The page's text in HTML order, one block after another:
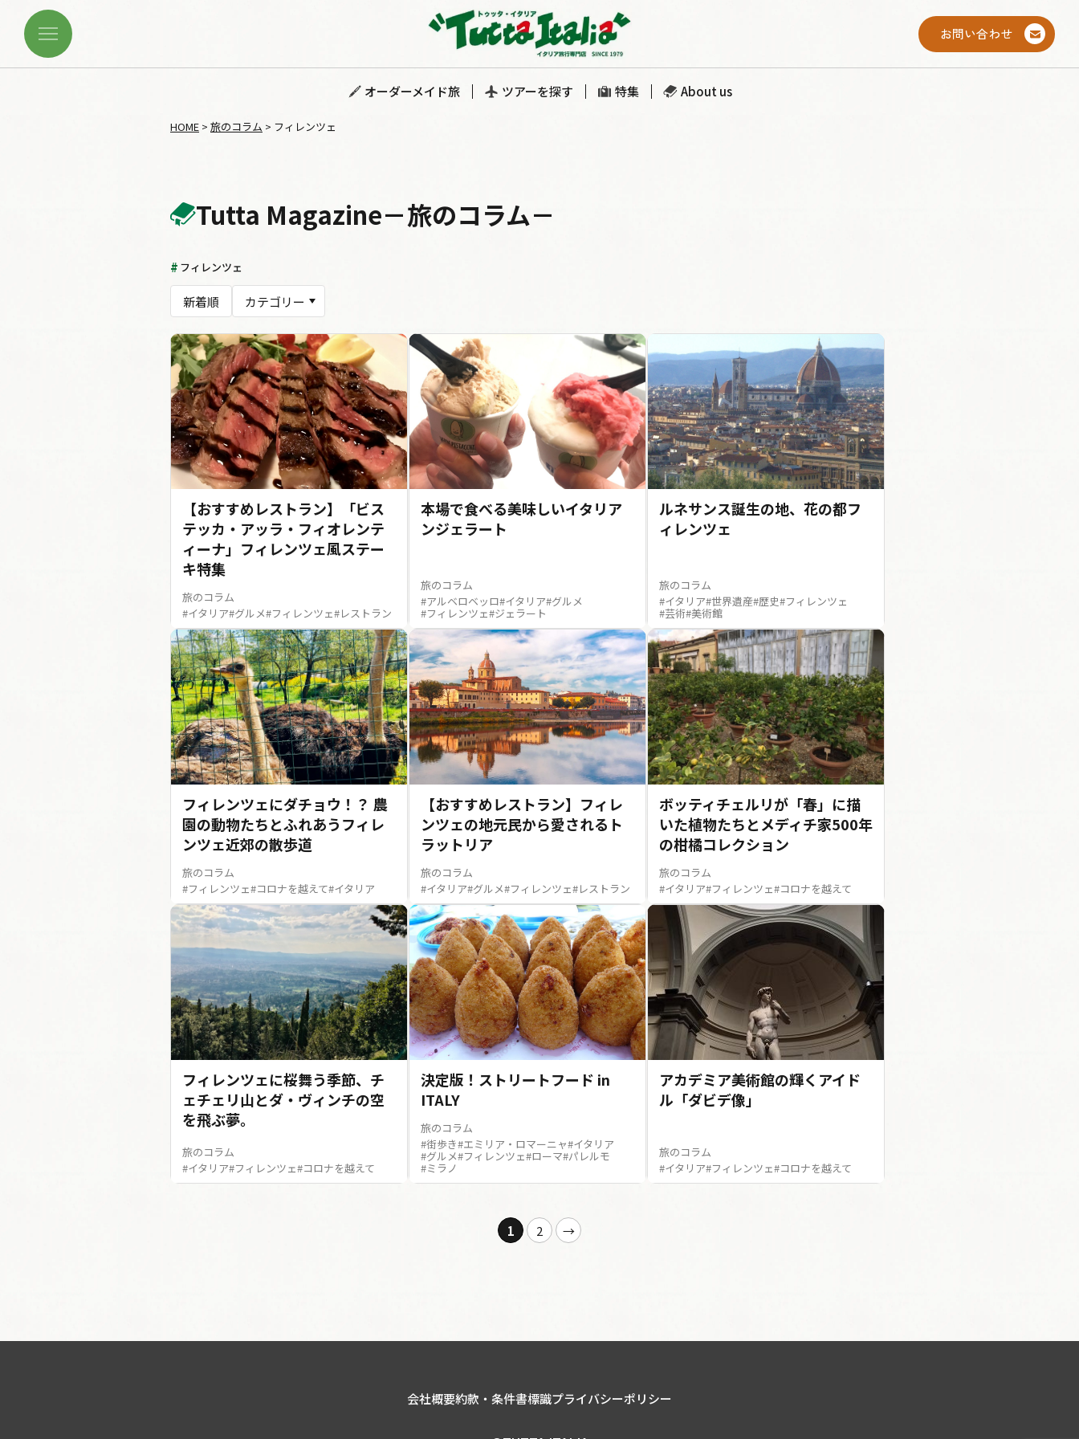
お問い合わせ
オーダーメイド旅 ツアーを探す 特集 About us
HOME > 旅のコラム > フィレンツェ
Tutta Magazine－旅のコラム－
フィレンツェ
新着順
【おすすめレストラン】「ビス
テッカ・アッラ・フィオレンテ
ィーナ」フィレンツェ風ステー
キ特集
旅のコラム
#イタリア#グルメ#フィレンツェ#レストラン
本場で食べる美味しいイタリア
ンジェラート
旅のコラム
#アルベロベッロ#イタリア#グルメ
#フィレンツェ#ジェラート
ルネサンス誕生の地、花の都フ
ィレンツェ
旅のコラム
#イタリア#世界遺産#歴史#フィレンツェ
#芸術#美術館
フィレンツェにダチョウ！？ 農
園の動物たちとふれあうフィレ
ンツェ近郊の散歩道
旅のコラム
#フィレンツェ#コロナを越えて#イタリア
【おすすめレストラン】フィレ
ンツェの地元民から愛されるト
ラットリア
旅のコラム
#イタリア#グルメ#フィレンツェ#レストラン
ボッティチェルリが「春」に描
いた植物たちとメディチ家500年
の柑橘コレクション
旅のコラム
#イタリア#フィレンツェ#コロナを越えて
フィレンツェに桜舞う季節、チ
ェチェリ山とダ・ヴィンチの空
を飛ぶ夢。
旅のコラム
#イタリア#フィレンツェ#コロナを越えて
決定版！ストリートフード in
ITALY
旅のコラム
#街歩き#エミリア・ロマーニャ#イタリア
#グルメ#フィレンツェ#ローマ#パレルモ
#ミラノ
アカデミア美術館の輝くアイド
ル「ダビデ像」
旅のコラム
#イタリア#フィレンツェ#コロナを越えて
1 2 →
会社概要約款・条件書標識プライバシーポリシー